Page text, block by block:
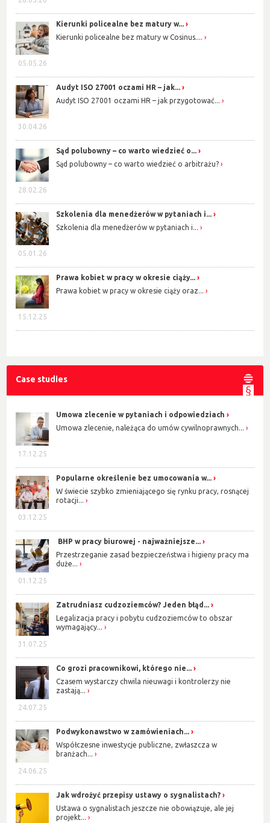
05.05.26
Kierunki policealne bez matury w...
Kierunki policealne bez matury w Cosinus....
30.04.26
Audyt ISO 27001 oczami HR – jak...
Audyt ISO 27001 oczami HR – jak przygotować...
28.02.26
Sąd polubowny – co warto wiedzieć o...
Sąd polubowny – co warto wiedzieć o arbitrażu?
05.01.26
Szkolenia dla menedżerów w pytaniach i...
Szkolenia dla menedżerów w pytaniach i...
15.12.25
Prawa kobiet w pracy w okresie ciąży...
Prawa kobiet w pracy w okresie ciąży oraz...
Case studies
17.12.25
Umowa zlecenie w pytaniach i odpowiedziach
Umowa zlecenie, należąca do umów cywilnoprawnych...
03.12.25
Popularne określenie bez umocowania w...
W świecie szybko zmieniającego się rynku pracy, rosnącej
rotacji...
01.12.25
BHP w pracy biurowej - najważniejsze...
Przestrzeganie zasad bezpieczeństwa i higieny pracy ma
duże...
31.07.25
Zatrudniasz cudzoziemców? Jeden błąd...
Legalizacja pracy i pobytu cudzoziemców to obszar
wymagający...
24.07.25
Co grozi pracownikowi, którego nie...
Czasem wystarczy chwila nieuwagi i kontrolerzy nie
zastają...
24.06.25
Podwykonawstwo w zamówieniach...
Współczesne inwestycje publiczne, zwłaszcza w
branżach...
Jak wdrożyć przepisy ustawy o sygnalistach?
Ustawa o sygnalistach jeszcze nie obowiązuje, ale jej
projekt...